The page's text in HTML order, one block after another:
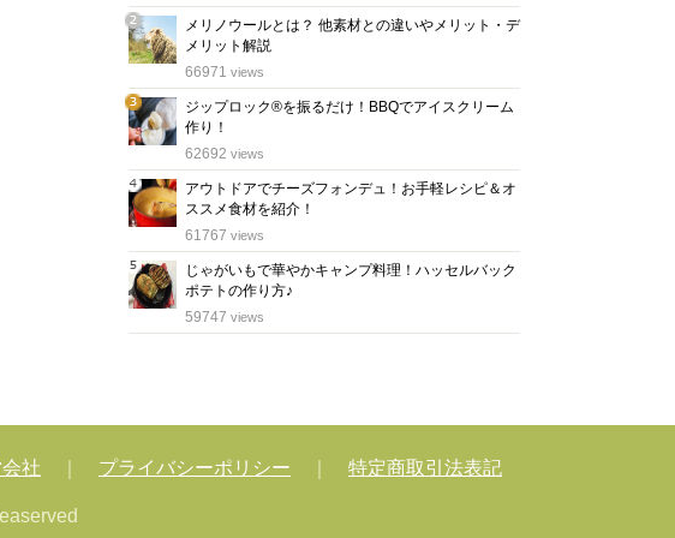
2
位
メリノウールとは？ 他素材との違いやメリット・デ
メリット解説
66971 views
3
位
ジップロック®を振るだけ！BBQでアイスクリーム
作り！
62692 views
4
位
アウトドアでチーズフォンデュ！お手軽レシピ＆オ
ススメ食材を紹介！
61767 views
5
位
じゃがいもで華やかキャンプ料理！ハッセルバック
ポテトの作り方♪
59747 views
社 プライバシーポリシー 特定商取引法表記